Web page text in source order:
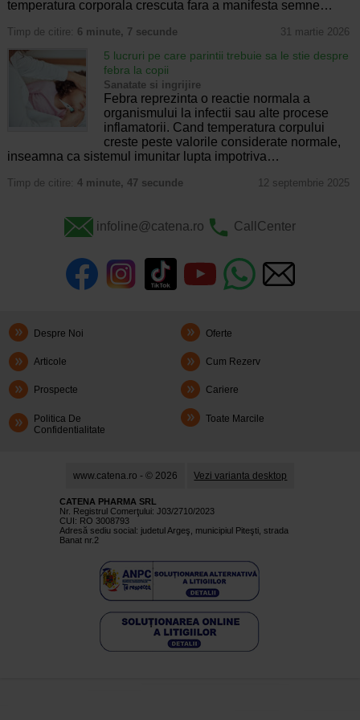
temperatura corporala crescuta fara a manifesta semne…
Timp de citire: 6 minute, 7 secunde 31 martie 2026
5 lucruri pe care parintii trebuie sa le stie despre
febra la copii
Sanatate si ingrijire
Febra reprezinta o reactie normala a
organismului la infectii sau alte procese
inflamatorii. Cand temperatura corpului
creste peste valorile considerate normale,
inseamna ca sistemul imunitar lupta impotriva…
Timp de citire: 4 minute, 47 secunde 12 septembrie 2025
infoline@catena.ro CallCenter
Despre Noi Oferte
Articole Cum Rezerv
Prospecte Cariere
Politica De
Confidentialitate
Toate Marcile
www.catena.ro - © 2026 Vezi varianta desktop
CATENA PHARMA SRL
Nr. Registrul Comerţului: J03/2710/2023
CUI: RO 3008793
Adresă sediu social: judetul Argeş, municipiul Piteşti, strada
Banat nr.2